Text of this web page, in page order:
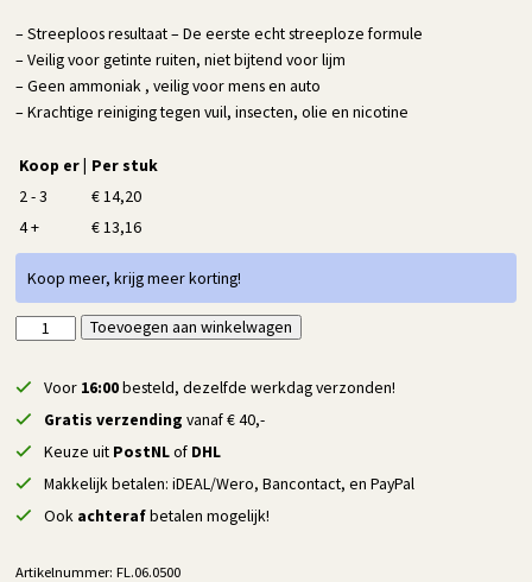
– Streeploos resultaat – De eerste echt streeploze formule
– Veilig voor getinte ruiten, niet bijtend voor lijm
– Geen ammoniak , veilig voor mens en auto
– Krachtige reiniging tegen vuil, insecten, olie en nicotine
Koop er | Per stuk
2 - 3
€14,20
4 +
€13,16
Koop meer, krijg meer korting!
Detailrs
Glass
500
ml
aantal
Toevoegen aan winkelwagen
Voor 16:00besteld, dezelfde werkdag verzonden!
Gratis verzending vanaf € 40,-
Keuze uit PostNLof DHL
Makkelijk betalen: iDEAL/Wero, Bancontact, en PayPal
Ook achterafbetalen mogelijk!
Artikelnummer:FL.06.0500